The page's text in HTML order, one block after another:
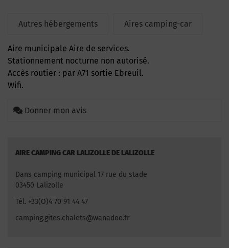
Autres hébergements Aires camping-car
Aire municipale Aire de services.
Stationnement nocturne non autorisé.
Accès routier : par A71 sortie Ebreuil.
Wifi.
Donner mon avis
AIRE CAMPING CAR LALIZOLLE DE LALIZOLLE
Dans camping municipal 17 rue du stade
03450 Lalizolle
Tél. +33(O)4 70 91 44 47
camping.gites.chalets@wanadoo.fr